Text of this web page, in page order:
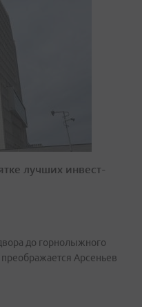
лучших инвест-
до горнолыжного
преображается Арсеньев